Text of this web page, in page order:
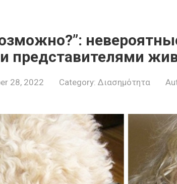
представителями
28, 2022 Category: Διασημότητα